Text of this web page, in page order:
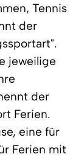
Tennis
der
jeweilige
der
Ferien.
eine für
Ferien mit